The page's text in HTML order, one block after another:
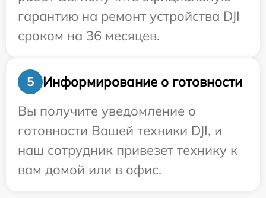
гарантию на ремонт устройства DJI
сроком на 36 месяцев.
5
Информирование о готовности
Вы получите уведомление о
готовности Вашей техники DJI, и
наш сотрудник привезет технику к
вам домой или в офис.